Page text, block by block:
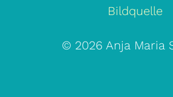
Bildquelle
© 2026 Anja Maria